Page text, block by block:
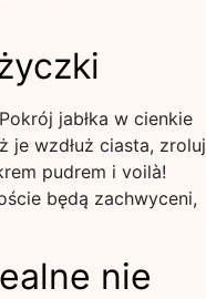
jabłka w cienkie
je wzdłuż ciasta, zroluj
pudrem i voilà!
będą zachwyceni,
nie